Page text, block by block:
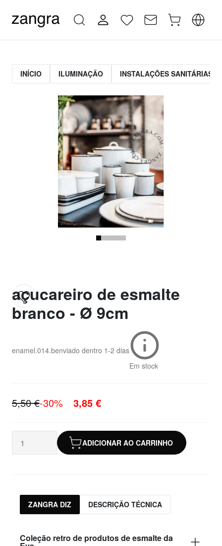
INÍCIO ILUMINAÇÃO INSTALAÇÕES SANITÁRIAS
açucareiro de esmalte
branco - Ø 9cm
enamel.014.benviado dentro 1-2 dias
Em stock
5,50 €-30% 3,85 €
ADICIONAR AO CARRINHO
ZANGRA DIZ DESCRIÇÃO TÉCNICA
Coleção retro de produtos de esmalte da